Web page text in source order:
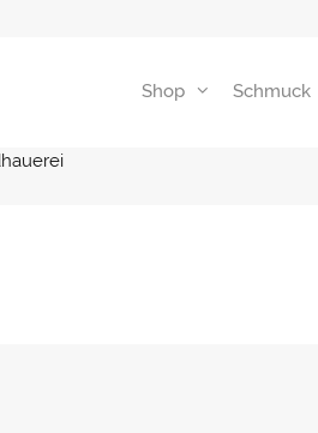
Shop Schmuck